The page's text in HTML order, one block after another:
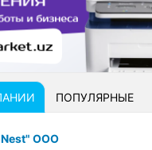
ПОПУЛЯРНЫЕ
ООО